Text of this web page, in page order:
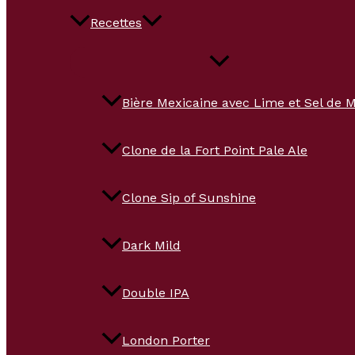
Recettes
Bière Mexicaine avec Lime et Sel de
Clone de la Fort Point Pale Ale
Clone Sip of Sunshine
Dark Mild
Double IPA
London Porter